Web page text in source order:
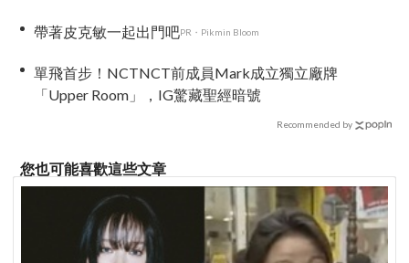
帶著皮克敏一起出門吧PR・Pikmin Bloom
單飛首步！NCTNCT前成員Mark成立獨立廠牌
「Upper Room」，IG驚藏聖經暗號
Recommended by
您也可能喜歡這些文章